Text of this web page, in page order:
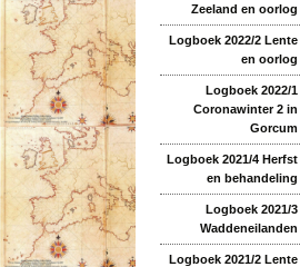
Zeeland en oorlog
Logboek 2022/2 Lente
en oorlog
Logboek 2022/1
Coronawinter 2 in
Gorcum
Logboek 2021/4 Herfst
en behandeling
Logboek 2021/3
Waddeneilanden
Logboek 2021/2 Lente